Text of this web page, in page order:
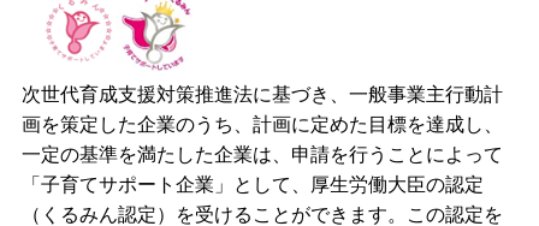
次世代育成支援対策推進法に基づき、一般事業主行動計
画を策定した企業のうち、計画に定めた目標を達成し、
一定の基準を満たした企業は、申請を行うことによって
「子育てサポート企業」として、厚生労働大臣の認定
（くるみん認定）を受けることができます。この認定を